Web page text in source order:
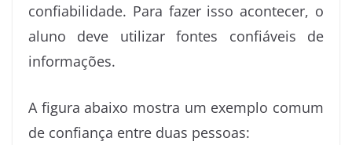
confiabilidade. Para fazer isso acontecer, o
aluno deve utilizar fontes confiáveis de
informações.
A figura abaixo mostra um exemplo comum
de confiança entre duas pessoas: